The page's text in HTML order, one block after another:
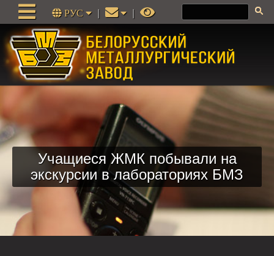
РУС | |
Учащиеся ЖМК побывали на
экскурсии в лабораториях БМЗ